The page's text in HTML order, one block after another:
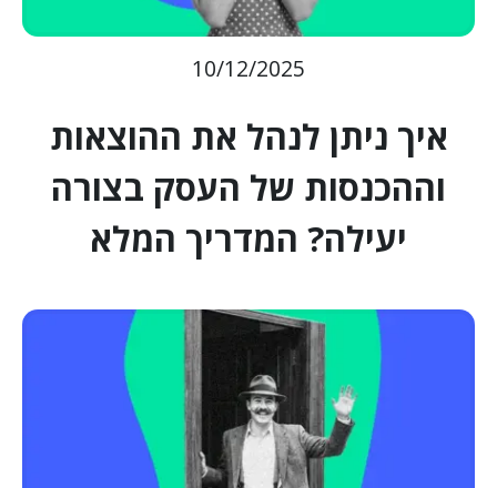
10/12/2025
איך ניתן לנהל את ההוצאות
וההכנסות של העסק בצורה
יעילה? המדריך המלא